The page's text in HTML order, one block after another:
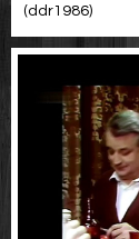
(ddr1986)